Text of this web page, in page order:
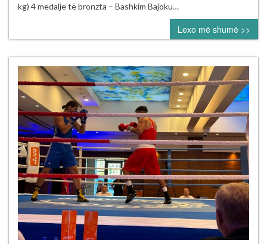
“Mustafa
Hajrulahović
–
Talijan”
me
gjashtë
medalje
kg) 4 medalje të bronzta – Bashkim Bajoku…
Lexo më shumë >>